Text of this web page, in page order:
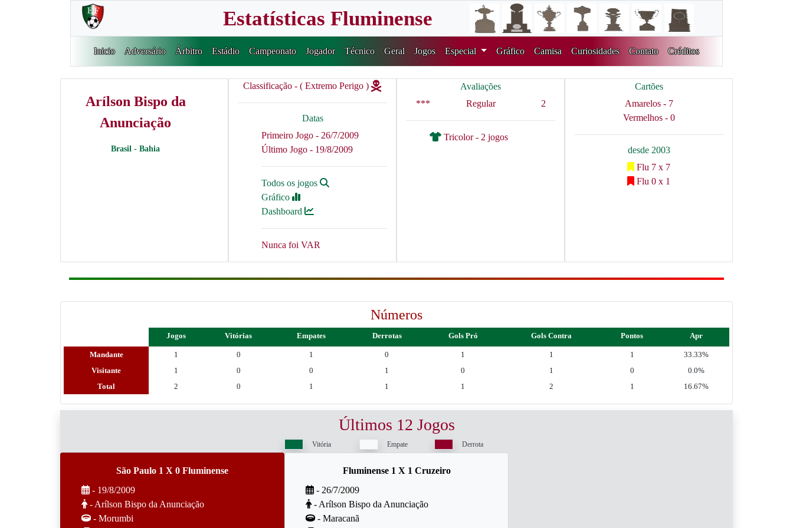
Estatísticas Fluminense
Inicio Adversário Árbitro Estádio Campeonato Jogador Técnico Geral Jogos Especial Gráfico Camisa Curiosidades Contato Créditos
Arílson Bispo da
Anunciação
Brasil - Bahia
Classificação - ( Extremo Perigo )
Datas
Primeiro Jogo - 26/7/2009
Último Jogo - 19/8/2009
Todos os jogos
Gráfico
Dashboard
Nunca foi VAR
Avaliações
***
Regular 2
Tricolor - 2 jogos
Cartões
Amarelos - 7
Vermelhos - 0
desde 2003
Flu 7 x 7
Flu 0 x 1
Números
Jogos Vitórias Empates Derrotas Gols Pró Gols Contra Pontos Apr
Mandante 1 0 1 0 1 1 1
33.33%
Visitante
1 0 0 1 0 1 0
0.0%
Total
2 0 1 1 1 2 1 16.67%
Últimos 12 Jogos
Vitória Empate Derrota
São Paulo 1 X 0 Fluminense
- 19/8/2009
- Arílson Bispo da Anunciação
- Morumbi
Fluminense 1 X 1 Cruzeiro
- 26/7/2009
- Arílson Bispo da Anunciação
- Maracanã